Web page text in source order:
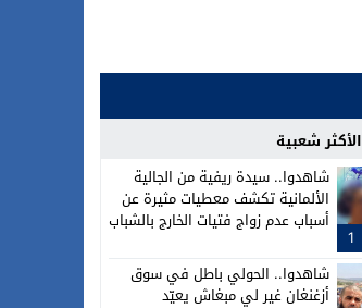
الأكثر شعبية
1
شاهدوا.. سيدة ريفية من الجالية
الألمانية تكشف معطيات مثيرة عن
أسباب عدم زواج فتيات الخارج بالشباب
شاهدوا.. الحولي باطل في سوق
أزغنغان غير لي مبغاش يعيّد